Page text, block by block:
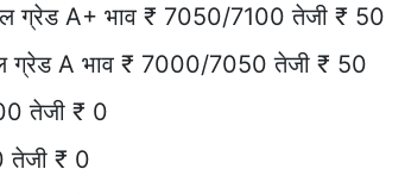
ग्रेड A+ भाव ₹ 7050/7100 तेजी ₹ 50
ग्रेड A भाव ₹ 7000/7050 तेजी ₹ 50
तेजी ₹ 0
तेजी ₹ 0